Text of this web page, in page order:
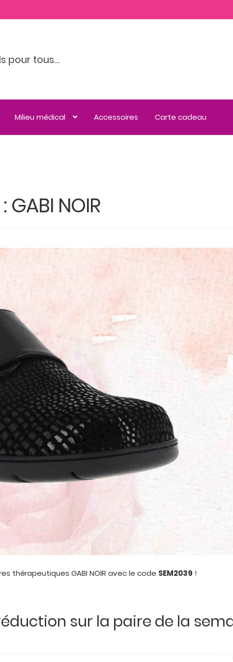
pour tous…
Milieu médical Accessoires Carte cadeau
NOIR
thérapeutiques GABI NOIR avec le code SEM2039 !
sur la paire de la